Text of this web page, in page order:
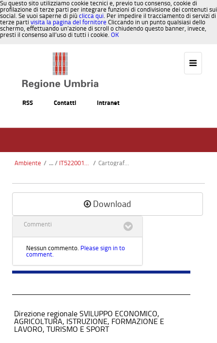
Su questo sito utilizziamo cookie tecnici e, previo tuo consenso, cookie di
profilazione di terze parti per integrare funzioni di condivisione dei contenuti sui
social. Se vuoi saperne di più clicca qui. Per impedire il tracciamento di servizi di
terze parti visita la pagina del fornitore Cliccando in un punto qualsiasi dello
schermo, effettuando un’azione di scroll o chiudendo questo banner, invece,
presti il consenso all’uso di tutti i cookie. OK
RSS Contatti Intranet
Ambiente / IT5220013 - Monte Torre Maggiore / Cartografia Ortofoto.pdf
Download
Commenti
Nessun commento. Please sign in to
comment.
Direzione regionale SVILUPPO ECONOMICO,
AGRICOLTURA, ISTRUZIONE, FORMAZIONE E
LAVORO, TURISMO E SPORT